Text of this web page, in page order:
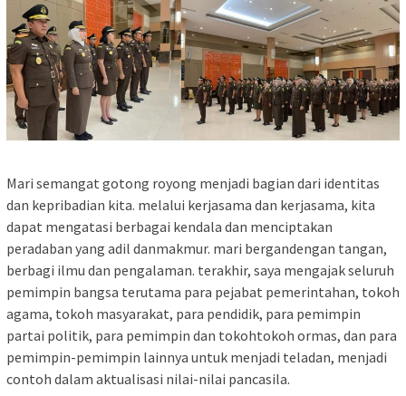
Mari semangat gotong royong menjadi bagian dari identitas
dan kepribadian kita. melalui kerjasama dan kerjasama, kita
dapat mengatasi berbagai kendala dan menciptakan
peradaban yang adil danmakmur. mari bergandengan tangan,
berbagi ilmu dan pengalaman. terakhir, saya mengajak seluruh
pemimpin bangsa terutama para pejabat pemerintahan, tokoh
agama, tokoh masyarakat, para pendidik, para pemimpin
partai politik, para pemimpin dan tokohtokoh ormas, dan para
pemimpin-pemimpin lainnya untuk menjadi teladan, menjadi
contoh dalam aktualisasi nilai-nilai pancasila.